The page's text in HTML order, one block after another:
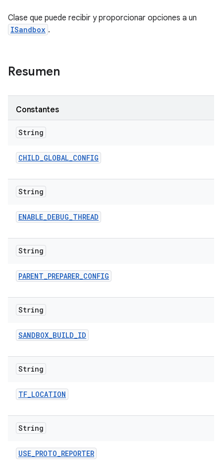
Clase que puede recibir y proporcionar opciones a un
ISandbox .
Resumen
Constantes
String
CHILD_GLOBAL_CONFIG
String
ENABLE_DEBUG_THREAD
String
PARENT_PREPARER_CONFIG
String
SANDBOX_BUILD_ID
String
TF_LOCATION
String
USE_PROTO_REPORTER